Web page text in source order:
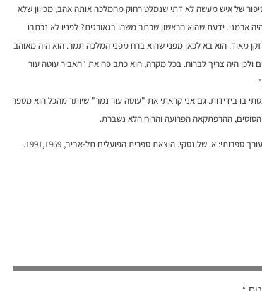
סיפור של איש מעשה לא דתי שנמלט רחוק מהמלכה אותה אהב, מכיוון שלא
ארמני. ידעת שהוא הראשון שכתב משהו בגאורגית? לפניו לא נכתבו
זקן מאוד. הוא בא לכאן מפני שהוא ברח מפני המלכה תמר. הוא היה מאוהב
ולכן היה צריך לברוח. בכל מקרה, הוא כתב פה את "האביר עוטה עור
בו בידידות. גם אני קראתי את "עוטה עור נמר" שיותר מהכל הוא מספר
הסוסים, ההרפתקאה הפרועה והרוח הלא נשברת.
רוסתוילי שותא. עוטה עור הנמר מגרוזית: בוריס גפונוב. עורך ספרותי: א. שלונסקי. הוצאת ספרית הפועלים תל-אביב, 1991,1969.